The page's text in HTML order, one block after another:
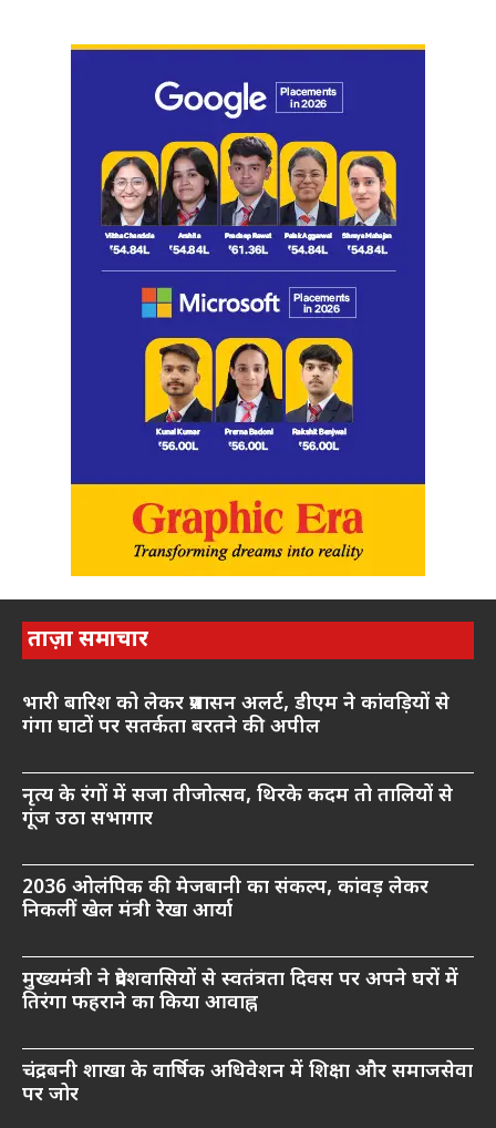
ताज़ा समाचार
भारी बारिश को लेकर प्रशासन अलर्ट, डीएम ने कांवड़ियों से
गंगा घाटों पर सतर्कता बरतने की अपील
नृत्य के रंगों में सजा तीजोत्सव, थिरके कदम तो तालियों से
गूंज उठा सभागार
2036 ओलंपिक की मेजबानी का संकल्प, कांवड़ लेकर
निकलीं खेल मंत्री रेखा आर्या
मुख्यमंत्री ने प्रदेशवासियों से स्वतंत्रता दिवस पर अपने घरों में
तिरंगा फहराने का किया आवाह्न
चंद्रबनी शाखा के वार्षिक अधिवेशन में शिक्षा और समाजसेवा
पर जोर